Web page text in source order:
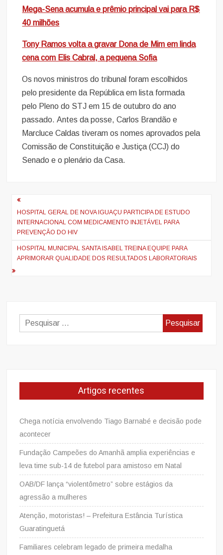
Mega-Sena acumula e prêmio principal vai para R$
40 milhões
Tony Ramos volta a gravar Dona de Mim em linda
cena com Elis Cabral, a pequena Sofia
Os novos ministros do tribunal foram escolhidos
pelo presidente da República em lista formada
pelo Pleno do STJ em 15 de outubro do ano
passado. Antes da posse, Carlos Brandão e
Marcluce Caldas tiveram os nomes aprovados pela
Comissão de Constituição e Justiça (CCJ) do
Senado e o plenário da Casa.
Navegação
de
artigos
HOSPITAL GERAL DE NOVA IGUAÇU PARTICIPA DE ESTUDO
INTERNACIONAL COM MEDICAMENTO INJETÁVEL PARA
PREVENÇÃO DO HIV
HOSPITAL MUNICIPAL SANTA ISABEL TREINA EQUIPE PARA
APRIMORAR QUALIDADE DOS RESULTADOS LABORATORIAIS
Pesquisar
por:
Artigos recentes
Chega notícia envolvendo Tiago Barnabé e decisão pode
acontecer
Fundação Campeões do Amanhã amplia experiências e
leva time sub-14 de futebol para amistoso em Natal
OAB/DF lança “violentômetro” sobre estágios da
agressão a mulheres
Atenção, motoristas! – Prefeitura Estância Turística
Guaratinguetá
Familiares celebram legado de primeira medalha